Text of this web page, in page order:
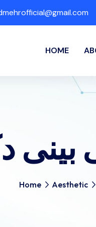
HOME
Home Aesthetic